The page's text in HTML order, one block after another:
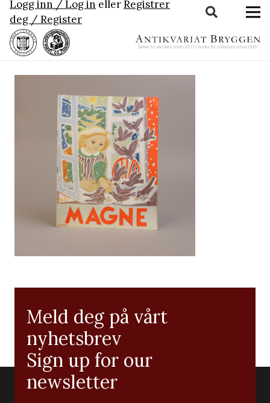
Logg inn / Log in ellerRegistrer
deg / Register
Meld deg på vårt
nyhetsbrev
Sign up for our
newsletter